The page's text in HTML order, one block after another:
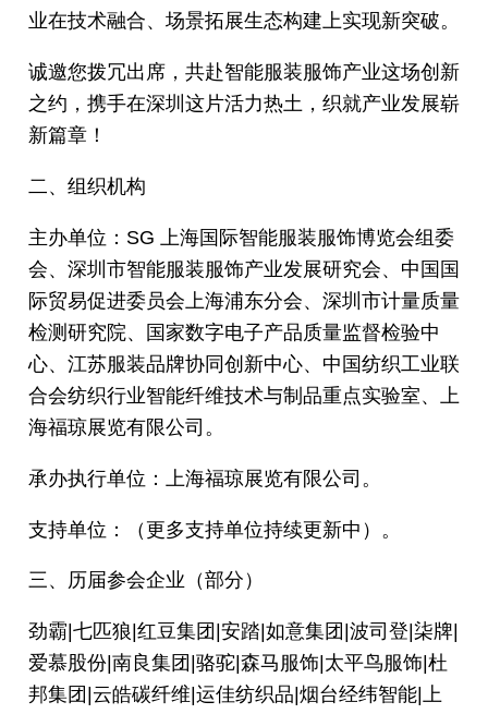
业在技术融合、场景拓展生态构建上实现新突破。
诚邀您拨冗出席，共赴智能服装服饰产业这场创新
之约，携手在深圳这片活力热土，织就产业发展崭
新篇章！
二、组织机构
主办单位：SG 上海国际智能服装服饰博览会组委
会、深圳市智能服装服饰产业发展研究会、中国国
际贸易促进委员会上海浦东分会、深圳市计量质量
检测研究院、国家数字电子产品质量监督检验中
心、江苏服装品牌协同创新中心、中国纺织工业联
合会纺织行业智能纤维技术与制品重点实验室、上
海福琼展览有限公司。
承办执行单位：上海福琼展览有限公司。
支持单位：（更多支持单位持续更新中）。
三、历届参会企业（部分）
劲霸|七匹狼|红豆集团|安踏|如意集团|波司登|柒牌|
爱慕股份|南良集团|骆驼|森马服饰|太平鸟服饰|杜
邦集团|云皓碳纤维|运佳纺织品|烟台经纬智能|上